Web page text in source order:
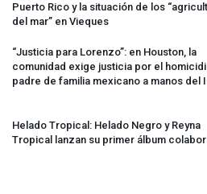
Puerto Rico y la situación de los
del mar” en Vieques
“Justicia para Lorenzo”: en Houston, la
comunidad exige justicia por el
padre de familia mexicano a manos del
Helado Tropical: Helado Negro y Reyna
Tropical lanzan su primer álbum